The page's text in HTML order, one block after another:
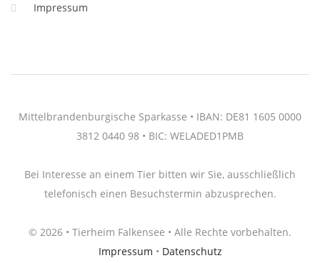
Impressum
Mittelbrandenburgische Sparkasse • IBAN: DE81 1605 0000
3812 0440 98 • BIC: WELADED1PMB
Bei Interesse an einem Tier bitten wir Sie, ausschließlich
telefonisch einen Besuchstermin abzusprechen.
© 2026 • Tierheim Falkensee • Alle Rechte vorbehalten.
Impressum • Datenschutz